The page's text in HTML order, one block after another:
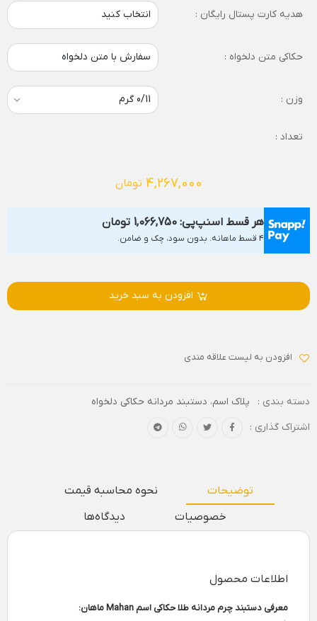
هدیه کارت پستال رایگان : انتخاب کنید
حکاکی متن دلخواه : سفارش با متن دلخواه
وزن :
تعداد :
4,267,000 تومان
هر قسط اسنپ‌پی: 1,066,750 تومان
۴ قسط ماهانه. بدون سود، چک و ضامن.
افزودن به سبد خرید
افزودن به لیست علاقه مندی
دسته بندی : پلاک اسم، دستبند مردانه حکاکی دلخواه
اشتراک گذاری :
توضیحات
نحوه محاسبه قیمت
خصوصیات
دیدگاه‌ها
اطلاعات محصول
معرفی دستبند چرم مردانه طلا حکاکی اسم Mahan ماهان: